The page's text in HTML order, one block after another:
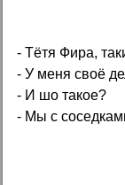
- Тётя Фира,
- У меня своё
- И шо такое?
- Мы с